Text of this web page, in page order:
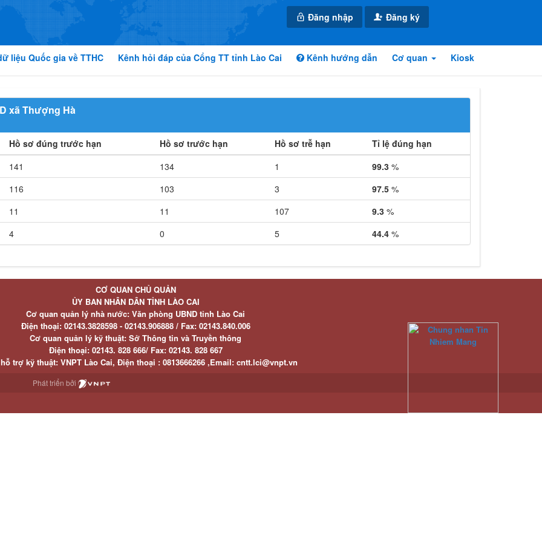
Đăng nhập Đăng ký
liệu Quốc gia về TTHC Kênh hỏi đáp của Cổng TT tỉnh Lào Cai Kênh hướng dẫn Cơ quan Kiosk
xã Thượng Hà
Hồ sơ đúng trước hạn Hồ sơ trước hạn Hồ sơ trễ hạn
Tỉ lệ đúng hạn
141 134 1 99.3 %
116 103 3 97.5 %
11 11 107 9.3 %
4 0 5 44.4 %
CƠ QUAN CHỦ QUẢN
ỦY BAN NHÂN DÂN TỈNH LÀO CAI
Cơ quan quản lý nhà nước: Văn phòng UBND tỉnh Lào Cai
Điện thoại:02143.3828598 - 02143.906888 / Fax:02143.840.006
Cơ quan quản lý kỹ thuật: Sở Thông tin và Truyền thông
Điện thoại:02143. 828 666/ Fax:02143. 828 667
trợ kỹ thuật: VNPT Lào Cai, Điện thoại : 0813666266 ,Email: cntt.lci@vnpt.vn
Phát triển bởi